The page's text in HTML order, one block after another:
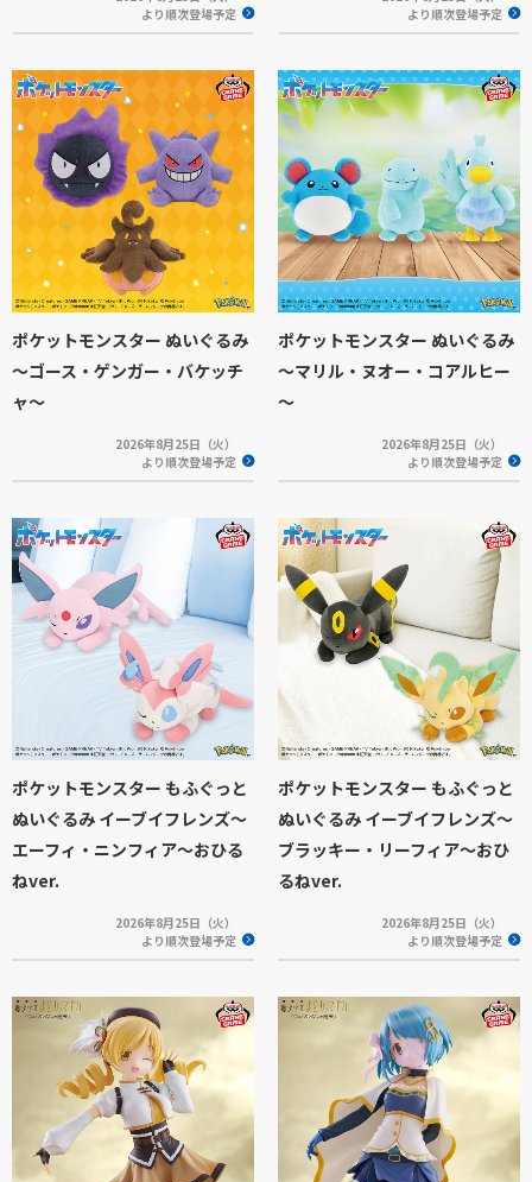
より順次登場予定
より順次登場予定
ポケットモンスター ぬいぐるみ
～ゴース・ゲンガー・バケッチ
ャ～
2026年8月25日（火）
より順次登場予定
ポケットモンスター ぬいぐるみ
～マリル・ヌオー・コアルヒー
～
2026年8月25日（火）
より順次登場予定
ポケットモンスター もふぐっと
ぬいぐるみ イーブイフレンズ～
エーフィ・ニンフィア～おひる
ねver.
2026年8月25日（火）
より順次登場予定
ポケットモンスター もふぐっと
ぬいぐるみ イーブイフレンズ～
ブラッキー・リーフィア～おひ
るねver.
2026年8月25日（火）
より順次登場予定